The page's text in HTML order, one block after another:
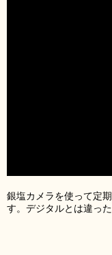
銀塩カメラを使って定
す。デジタルとは違っ